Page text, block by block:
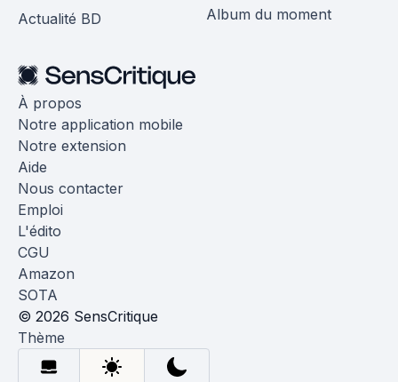
Actualité BD
Album du moment
À propos
Notre application mobile
Notre extension
Aide
Nous contacter
Emploi
L'édito
CGU
Amazon
SOTA
© 2026 SensCritique
Thème